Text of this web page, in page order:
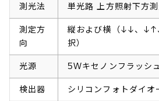
測光法 単光路 上方照射下方
測定方
向
縦および横（↓↓、
択）
光源 5Wキセノンフラッシ
検出器 シリコンフォトダイオ